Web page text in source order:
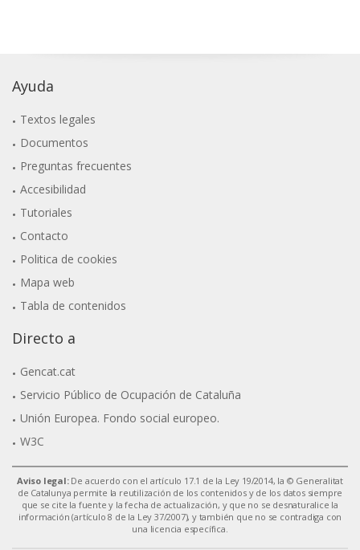
Ayuda
Textos legales
Documentos
Preguntas frecuentes
Accesibilidad
Tutoriales
Contacto
Politica de cookies
Mapa web
Tabla de contenidos
Directo a
Gencat.cat
Servicio Público de Ocupación de Cataluña
Unión Europea. Fondo social europeo.
W3C
Aviso legal:De acuerdo con el artículo 17.1 de la Ley 19/2014, la © Generalitat
de Catalunya permite la reutilización de los contenidos y de los datos siempre
que se cite la fuente y la fecha de actualización, y que no se desnaturalice la
información (artículo 8 de la Ley 37/2007), y también que no se contradiga con
una licencia específica.